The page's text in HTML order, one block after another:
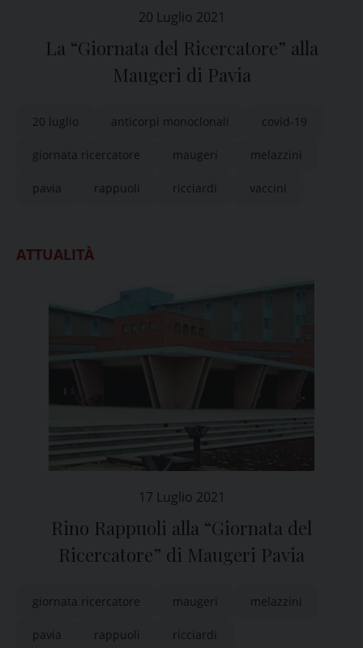
20 Luglio 2021
La “Giornata del Ricercatore” alla
Maugeri di Pavia
20 luglio anticorpi monoclonali covid-19
giornata ricercatore maugeri melazzini
pavia rappuoli ricciardi vaccini
ATTUALITÀ
17 Luglio 2021
Rino Rappuoli alla “Giornata del
Ricercatore” di Maugeri Pavia
giornata ricercatore maugeri melazzini
pavia rappuoli ricciardi